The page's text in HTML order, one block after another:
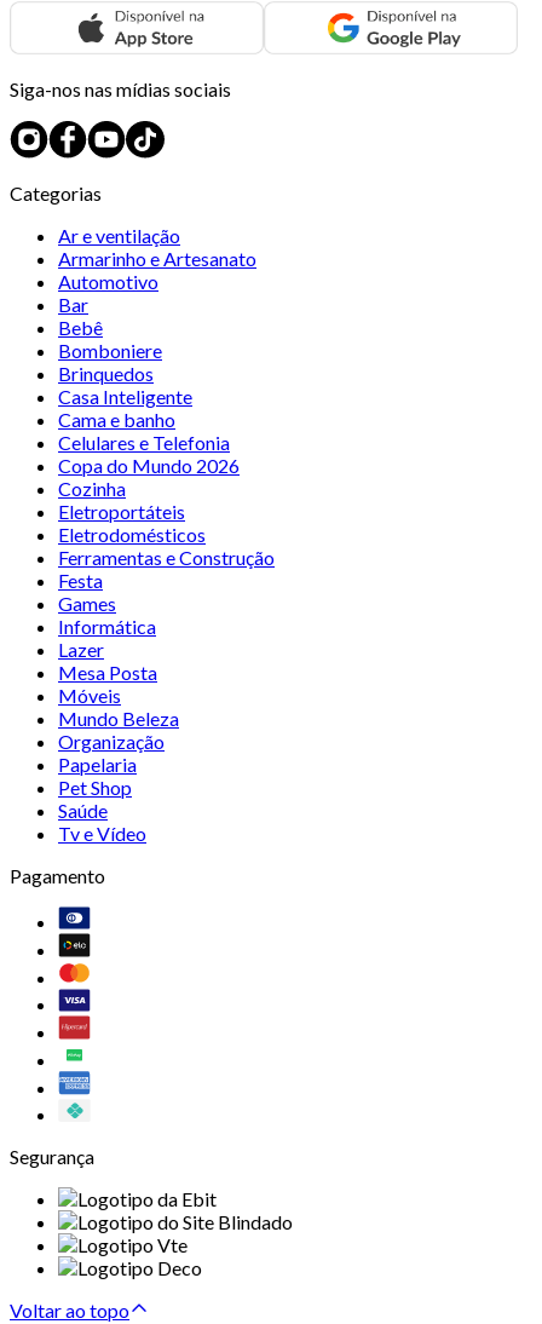
Siga-nos nas mídias sociais
Categorias
Ar e ventilação
Armarinho e Artesanato
Automotivo
Bar
Bebê
Bomboniere
Brinquedos
Casa Inteligente
Cama e banho
Celulares e Telefonia
Copa do Mundo 2026
Cozinha
Eletroportáteis
Eletrodomésticos
Ferramentas e Construção
Festa
Games
Informática
Lazer
Mesa Posta
Móveis
Mundo Beleza
Organização
Papelaria
Pet Shop
Saúde
Tv e Vídeo
Pagamento
Segurança
Voltar ao topo